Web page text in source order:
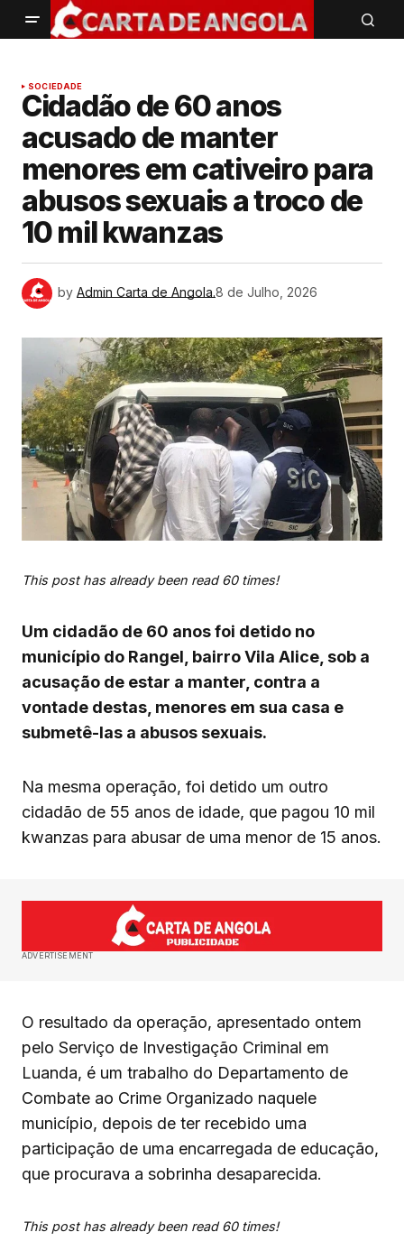
SOCIEDADE
Cidadão de 60 anos
acusado de manter
menores em cativeiro para
abusos sexuais a troco de
10 mil kwanzas
by Admin Carta de Angola.8 de Julho, 2026
This post has already been read 60 times!
Um cidadão de 60 anos foi detido no
município do Rangel, bairro Vila Alice, sob a
acusação de estar a manter, contra a
vontade destas, menores em sua casa e
submetê-las a abusos sexuais.
Na mesma operação, foi detido um outro
cidadão de 55 anos de idade, que pagou 10 mil
kwanzas para abusar de uma menor de 15 anos.
ADVERTISEMENT
O resultado da operação, apresentado ontem
pelo Serviço de Investigação Criminal em
Luanda, é um trabalho do Departamento de
Combate ao Crime Organizado naquele
município, depois de ter recebido uma
participação de uma encarregada de educação,
que procurava a sobrinha desaparecida.
This post has already been read 60 times!